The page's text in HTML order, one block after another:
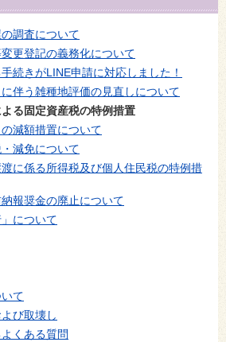
調査について
更登記の義務化について
続きがLINE申請に対応しました！
伴う雑種地評価の見直しについて
よる固定資産税の特例措置
減額措置について
減免について
に係る所得税及び個人住民税の特例措
報奨金の廃止について
」について
て
び取壊し
くある質問